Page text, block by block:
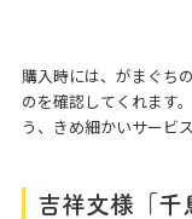
購入時には、がまぐち
のを確認してくれます
う、きめ細かいサービ
吉祥文様「千